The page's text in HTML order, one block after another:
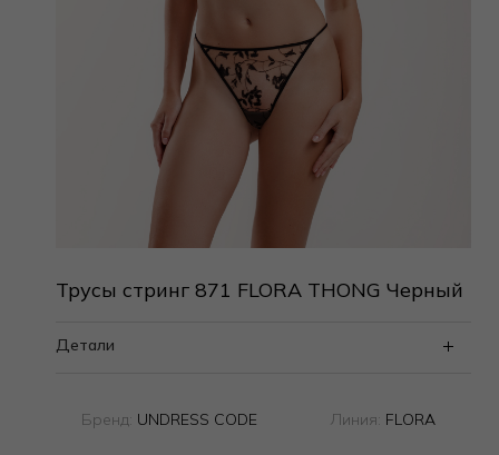
Трусы стринг 871 FLORA THONG Черный
Детали
Бренд: UNDRESS CODE Линия: FLORA